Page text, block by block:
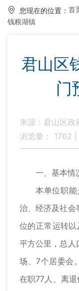
您现在的位置： 首
钱粮湖镇
君山区
门
来源：君山区政
浏览量： 1762
一、基本情
本单位职
治、经济及社会
位的正常运转
平方公里，总人
场、7个居委会
在职77人、离